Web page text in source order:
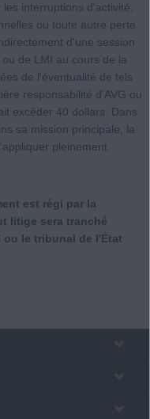
interruptions d'activité,
ou toute autre perte
d'une session
de LMI au cours de la
de l'éventualité de tels
responsabilité d'AVG ou
excéder 40 dollars. Dans
sa mission principale, la
pleinement.
est régi par la
litige sera tranché
le tribunal de l'État